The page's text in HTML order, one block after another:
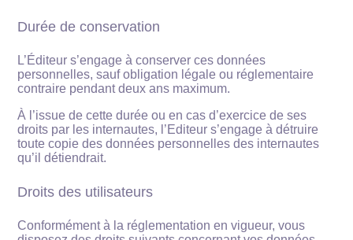
Durée de conservation
L’Éditeur s’engage à conserver ces données
personnelles, sauf obligation légale ou réglementaire
contraire pendant deux ans maximum.
À l’issue de cette durée ou en cas d’exercice de ses
droits par les internautes, l’Editeur s’engage à détruire
toute copie des données personnelles des internautes
qu’il détiendrait.
Droits des utilisateurs
Conformément à la réglementation en vigueur, vous